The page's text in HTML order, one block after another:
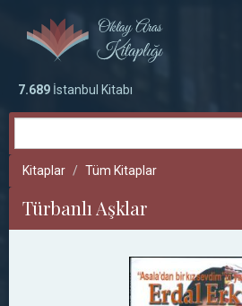
7.689 İstanbul Kitabı
Kitaplar Tüm Kitaplar
Türbanlı Aşklar